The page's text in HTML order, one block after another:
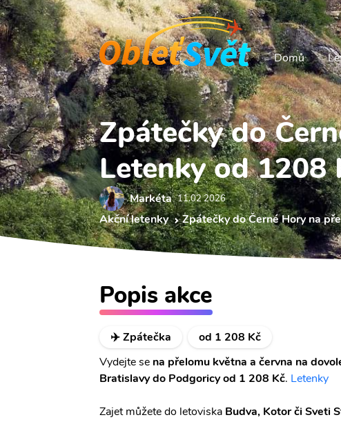
Domů
Zpátečky do
Letenky od 1208
Markéta 11.02 2026
Akční letenky Zpátečky do Černé Hory na
Popis akce
✈️ Zpátečka
od 1 208 Kč
Vydejte se na přelomu května a června na
Bratislavy do Podgoricy od 1 208 Kč. Letenky
Zajet můžete do letoviska Budva, Kotor či Sveti